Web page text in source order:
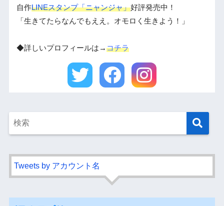
自作LINEスタンプ「ニャンジャ」好評発売中！
「生きてたらなんでもええ。オモロく生きよう！」
◆詳しいプロフィールは→コチラ
Tweets by アカウント名